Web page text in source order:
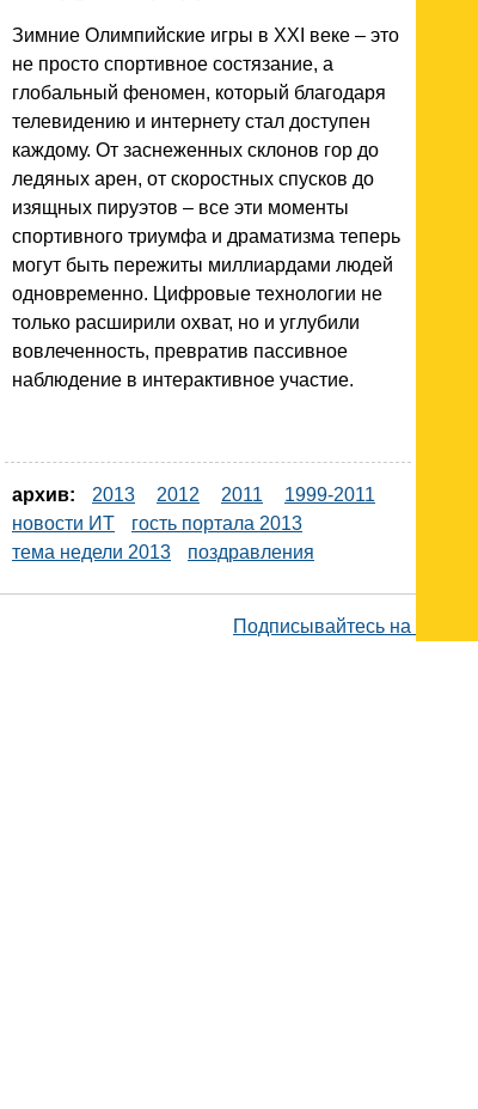
Зимние Олимпийские игры в XXI веке – это
не просто спортивное состязание, а
глобальный феномен, который благодаря
телевидению и интернету стал доступен
каждому. От заснеженных склонов гор до
ледяных арен, от скоростных спусков до
изящных пируэтов – все эти моменты
спортивного триумфа и драматизма теперь
могут быть пережиты миллиардами людей
одновременно. Цифровые технологии не
только расширили охват, но и углубили
вовлеченность, превратив пассивное
наблюдение в интерактивное участие.
архив: 2013 2012 2011
1999-2011
новости ИТ
гость портала 2013
тема недели 2013
поздравления
Подписывайтесь на наш